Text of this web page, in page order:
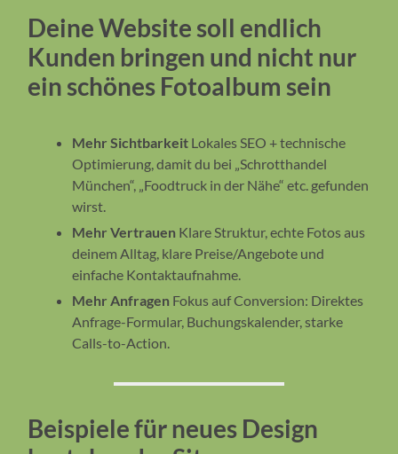
Deine Website soll endlich
Kunden bringen und nicht nur
ein schönes Fotoalbum sein
Mehr Sichtbarkeit Lokales SEO + technische
Optimierung, damit du bei „Schrotthandel
München“, „Foodtruck in der Nähe“ etc. gefunden
wirst.
Mehr Vertrauen Klare Struktur, echte Fotos aus
deinem Alltag, klare Preise/Angebote und
einfache Kontaktaufnahme.
Mehr Anfragen Fokus auf Conversion: Direktes
Anfrage-Formular, Buchungskalender, starke
Calls-to-Action.
Beispiele für neues Design